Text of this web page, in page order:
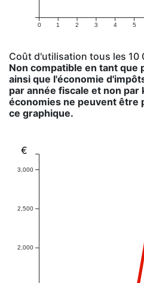
0 1 2 3 4 5
Coût d'utilisation tous les 10
Non compatible en tant que
ainsi que l'économie
par année fiscale et non
économies ne peuvent être
ce graphique.
2,000
2,500
3,000
€